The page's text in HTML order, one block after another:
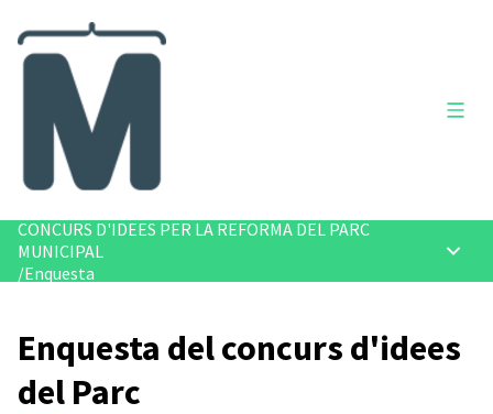
CONCURS D'IDEES PER LA REFORMA DEL PARC
MUNICIPAL
/Enquesta
Enquesta del concurs d'idees
del Parc